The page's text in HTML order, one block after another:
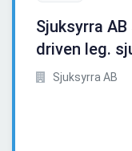
Sjuksyrra
driven leg.
Sjuksyrra AB